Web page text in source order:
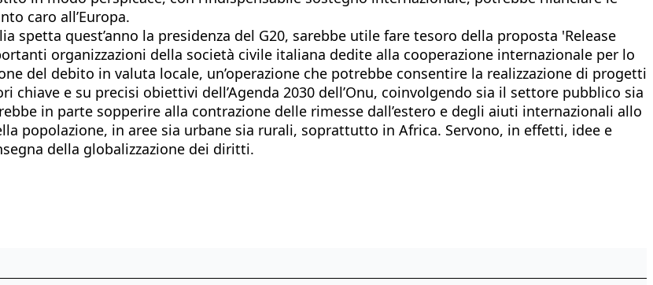
caro all’Europa.
spetta quest’anno la presidenza del G20, sarebbe utile fare tesoro della proposta 'Release
organizzazioni della società civile italiana dedite alla cooperazione internazionale per lo
del debito in valuta locale, un’operazione che potrebbe consentire la realizzazione di progetti
e su precisi obiettivi dell’Agenda 2030 dell’Onu, coinvolgendo sia il settore pubblico sia
in parte sopperire alla contrazione delle rimesse dall’estero e degli aiuti internazionali allo
popolazione, in aree sia urbane sia rurali, soprattutto in Africa. Servono, in effetti, idee e
della globalizzazione dei diritti.